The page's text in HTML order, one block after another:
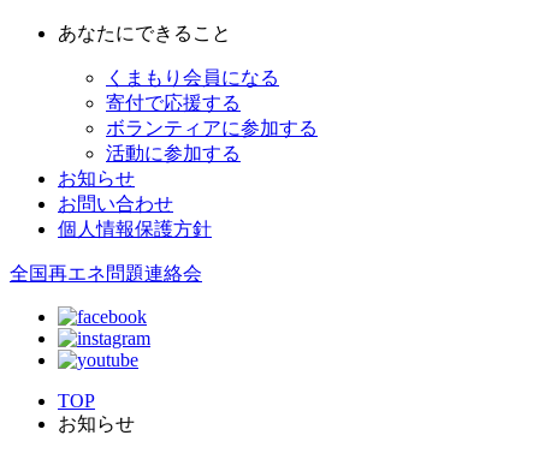
あなたにできること
くまもり会員になる
寄付で応援する
ボランティアに参加する
活動に参加する
お知らせ
お問い合わせ
個人情報保護方針
全国再エネ問題連絡会
TOP
お知らせ